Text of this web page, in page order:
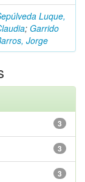
Luque,
; Garrido
Jorge
3
3
3